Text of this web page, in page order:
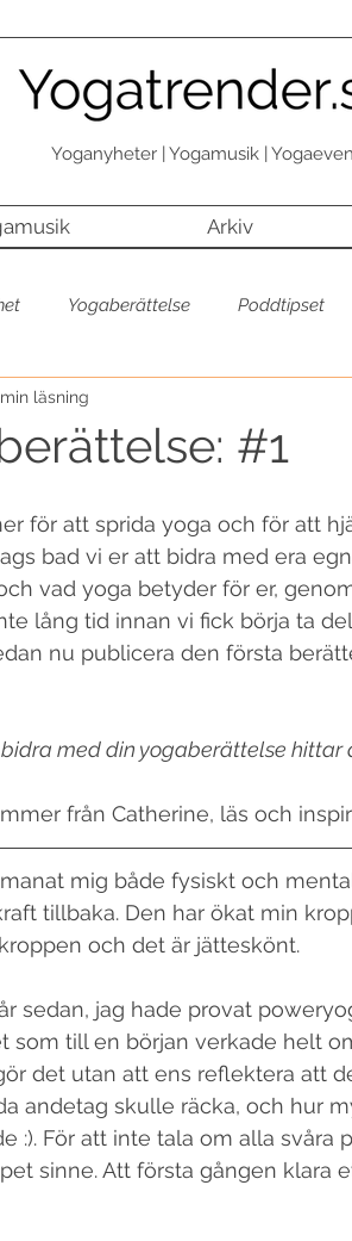
Yoganyheter | Yogamusik |
Arkiv
Yogaberättelse Poddtipset
#1
läsning
för att sprida yoga och för att
bad vi er att bidra med era
vad yoga betyder för er,
lång tid innan vi fick börja ta
nu publicera den första
med din yogaberättelse hittar
från Catherine, läs och
mig både fysiskt och
tillbaka. Den har ökat min
och det är jätteskönt.
sedan, jag hade provat
som till en början verkade helt
det utan att ens reflektera att
andetag skulle räcka, och hur
:). För att inte tala om alla svåra
sinne. Att första gången klara